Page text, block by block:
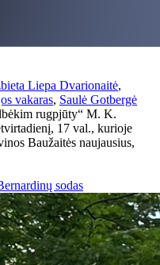
Liepa Dvarionaitė,
vakaras, Saulė Gotbergė
rugpjūty“ M. K.
17 val., kurioje
Baužaitės naujausius,
sodas